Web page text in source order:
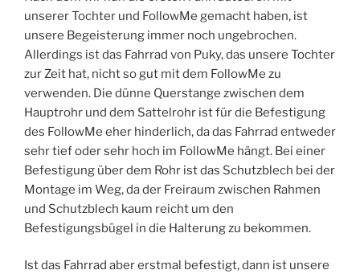
unserer Tochter und FollowMe gemacht haben, ist
unsere Begeisterung immer noch ungebrochen.
Allerdings ist das Fahrrad von Puky, das unsere Tochter
zur Zeit hat, nicht so gut mit dem FollowMe zu
verwenden. Die dünne Querstange zwischen dem
Hauptrohr und dem Sattelrohr ist für die Befestigung
des FollowMe eher hinderlich, da das Fahrrad entweder
sehr tief oder sehr hoch im FollowMe hängt. Bei einer
Befestigung über dem Rohr ist das Schutzblech bei der
Montage im Weg, da der Freiraum zwischen Rahmen
und Schutzblech kaum reicht um den
Befestigungsbügel in die Halterung zu bekommen.
Ist das Fahrrad aber erstmal befestigt, dann ist unsere